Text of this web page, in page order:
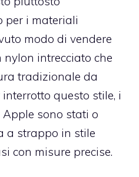
per i materiali
modo di vendere
intrecciato che
tradizionale da
questo stile, i
sono stati o
a strappo in stile
con misure precise.